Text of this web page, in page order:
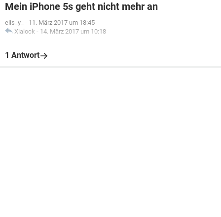
Mein iPhone 5s geht nicht mehr an
elis_y_ - 11. März 2017 um 18:45
Xialock - 14. März 2017 um 10:18
1 Antwort